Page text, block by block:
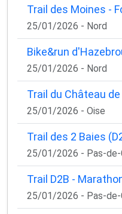
🚴‍♂️ Rejoignez la
et
Rejoignez des milliers
recevez chaque mois :
✅ Des conseils
✅ Des astuces de
✅ Les dernières
✅ Des
codes
1 email / mois. Zéro
Email
Trail des Moines -
25/01/2026 - Nord
Bike&run
25/01/2026 - Nord
Trail du Château
25/01/2026 - Oise
Trail des 2 Baies
25/01/2026 - Pas-de-
Trail D2B -
25/01/2026 - Pas-de-